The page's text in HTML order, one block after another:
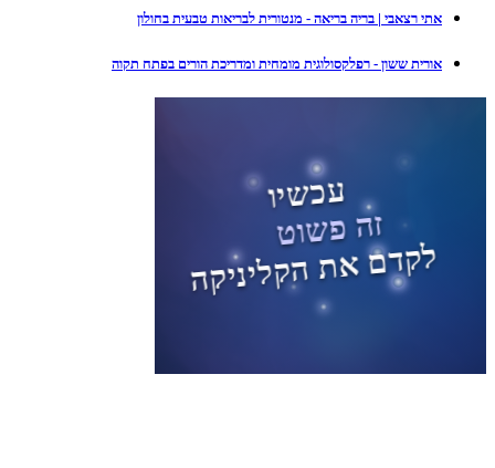
אתי רצאבי | בריה בריאה - מנטורית לבריאות טבעית בחולון
אורית ששון - רפלקסולוגית מומחית ומדריכת הורים בפתח תקוה